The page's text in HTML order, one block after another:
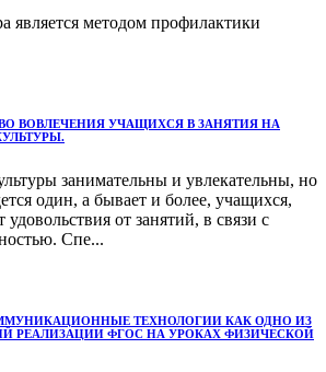
является методом профилактики
ВОВЛЕЧЕНИЯ УЧАЩИХСЯ В ЗАНЯТИЯ НА
занимательны и увлекательны, но
один, а бывает и более, учащихся,
от занятий, в связи с
Спе...
ТЕХНОЛОГИИ КАК ОДНО ИЗ
РЕАЛИЗАЦИИ ФГОС НА УРОКАХ ФИЗИЧЕСКОЙ